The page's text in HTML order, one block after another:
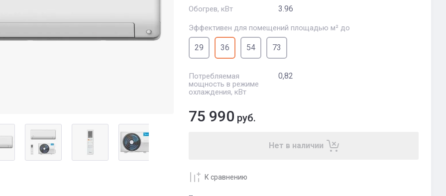
Обогрев, кВт 3.96
Эффективен для помещений площадью м² до
29 36 54 73
Потребляемая
мощность в режиме
охлаждения, кВт
0,82
75 990 руб.
Нет в наличии
К сравнению